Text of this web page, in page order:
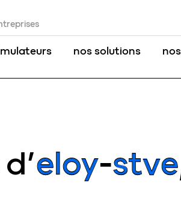
nos solutions
eloy-stve